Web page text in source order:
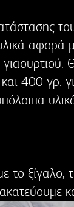
αφορά
400 γρ.
το ξίγαλο,